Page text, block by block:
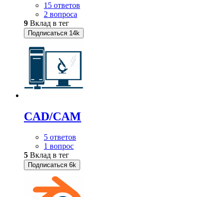
15 ответов
2 вопроса
9 Вклад в тег
Подписаться 14k
CAD/CAM
5 ответов
1 вопрос
5 Вклад в тег
Подписаться 6k